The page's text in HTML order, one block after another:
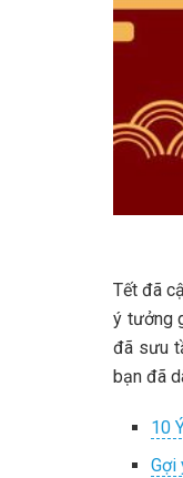
Tết đã
ý tưởng
đã sưu
bạn đã
10
Gợi